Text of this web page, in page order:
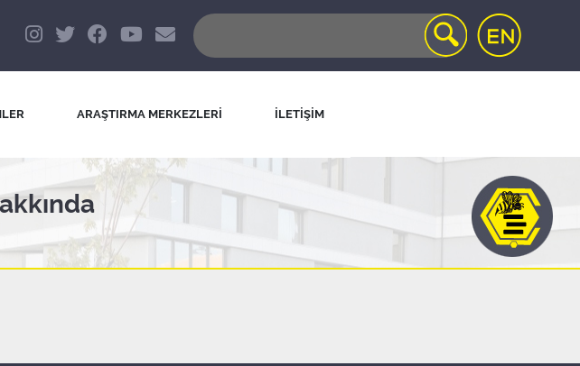
ARAŞTIRMA MERKEZLERİ İLETİŞİM